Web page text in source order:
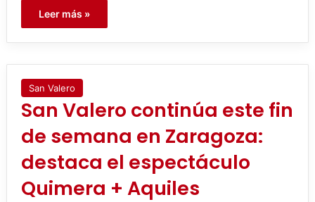
Leer más »
San Valero
San Valero continúa este fin
de semana en Zaragoza:
destaca el espectáculo
Quimera + Aquiles